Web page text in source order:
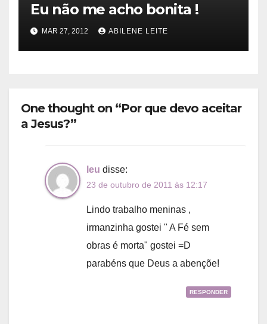
Eu não me acho bonita !
MAR 27, 2012 ABILENE LEITE
One thought on “Por que devo aceitar
a Jesus?”
leu disse:
23 de outubro de 2011 às 12:17
Lindo trabalho meninas ,
irmanzinha gostei " A Fé sem
obras é morta" gostei =D
parabéns que Deus a abençõe!
RESPONDER